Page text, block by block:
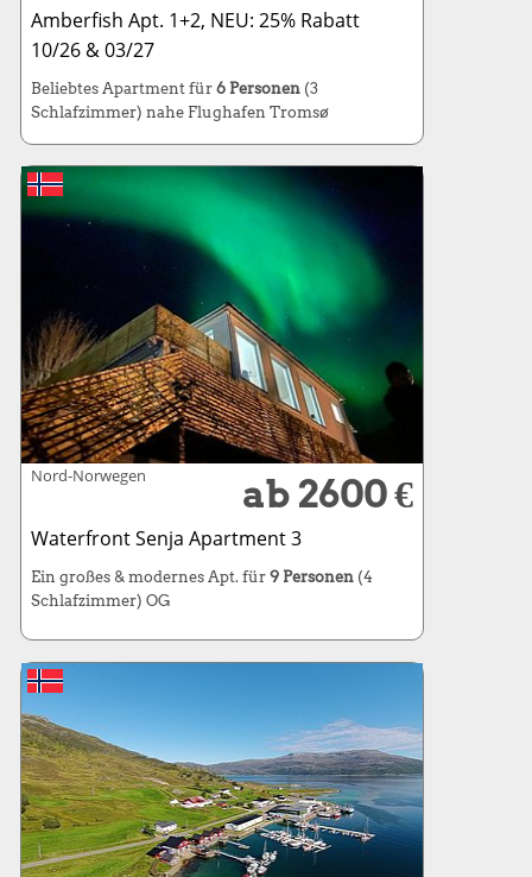
Amberfish Apt. 1+2, NEU: 25% Rabatt
10/26 & 03/27
Beliebtes Apartment für 6 Personen(3
Schlafzimmer) nahe Flughafen Tromsø
Nord-Norwegen ab 2600 €
Waterfront Senja Apartment 3
Ein großes & modernes Apt. für 9 Personen (4
Schlafzimmer) OG